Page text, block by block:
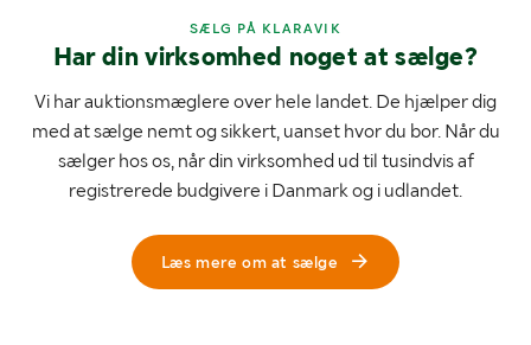
SÆLG PÅ KLARAVIK
Har din virksomhed noget at sælge?
Vi har auktionsmæglere over hele landet. De hjælper dig
med at sælge nemt og sikkert, uanset hvor du bor. Når du
sælger hos os, når din virksomhed ud til tusindvis af
registrerede budgivere i Danmark og i udlandet.
Læs mere om at sælge